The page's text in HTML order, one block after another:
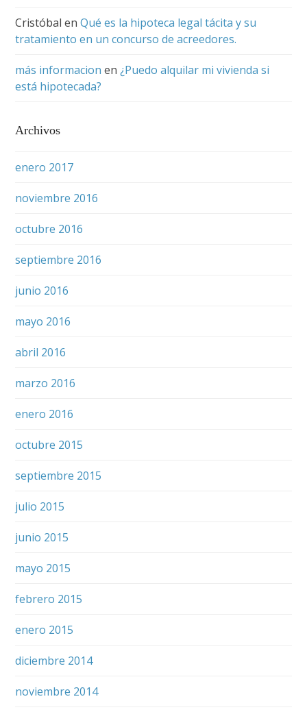
Cristóbal enQué es la hipoteca legal tácita y su
tratamiento en un concurso de acreedores.
más informacion en¿Puedo alquilar mi vivienda si
está hipotecada?
Archivos
enero 2017
noviembre 2016
octubre 2016
septiembre 2016
junio 2016
mayo 2016
abril 2016
marzo 2016
enero 2016
octubre 2015
septiembre 2015
julio 2015
junio 2015
mayo 2015
febrero 2015
enero 2015
diciembre 2014
noviembre 2014